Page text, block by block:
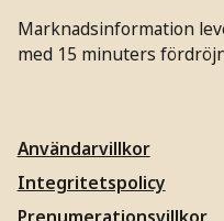
Marknadsinformation
med 15 minuters
Användarvillkor
Integritetspolicy